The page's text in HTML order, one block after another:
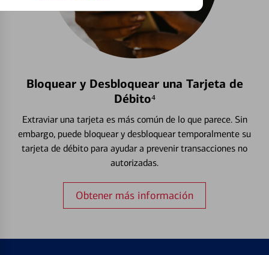
Bloquear y Desbloquear una Tarjeta de
Débito⁴
Extraviar una tarjeta es más común de lo que parece. Sin
embargo, puede bloquear y desbloquear temporalmente su
tarjeta de débito para ayudar a prevenir transacciones no
autorizadas.
Obtener más información